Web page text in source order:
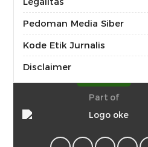
Pedoman Media Siber
Kode Etik Jurnalis
Disclaimer
Part of